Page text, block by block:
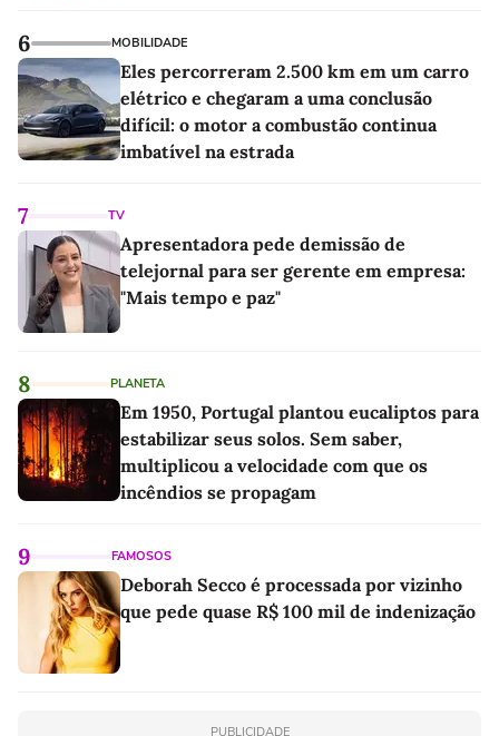
6 MOBILIDADE
Eles percorreram 2.500 km em um carro
elétrico e chegaram a uma conclusão
difícil: o motor a combustão continua
imbatível na estrada
7 TV
Apresentadora pede demissão de
telejornal para ser gerente em empresa:
"Mais tempo e paz"
8 PLANETA
Em 1950, Portugal plantou eucaliptos para
estabilizar seus solos. Sem saber,
multiplicou a velocidade com que os
incêndios se propagam
9 FAMOSOS
Deborah Secco é processada por vizinho
que pede quase R$ 100 mil de indenização
PUBLICIDADE